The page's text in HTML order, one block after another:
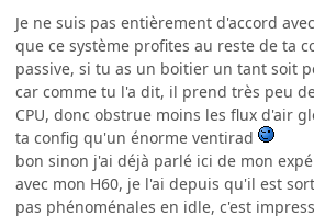
Je ne suis pas entièrement d'accord
que ce système profites au reste de ta
passive, si tu as un boitier un tant soit
car comme tu l'a dit, il prend très peu
CPU, donc obstrue moins les flux d'air
ta config qu'un énorme ventirad
bon sinon j'ai déjà parlé ici de mon
avec mon H60, je l'ai depuis qu'il est
pas phénoménales en idle, c'est